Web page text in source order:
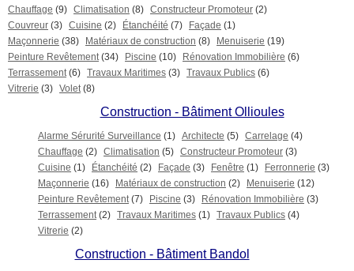
Chauffage (9) Climatisation (8) Constructeur Promoteur (2)
Couvreur (3) Cuisine (2) Étanchéité (7) Façade (1)
Maçonnerie (38) Matériaux de construction (8) Menuiserie (19)
Peinture Revêtement (34) Piscine (10) Rénovation Immobilière (6)
Terrassement (6) Travaux Maritimes (3) Travaux Publics (6)
Vitrerie (3) Volet (8)
Construction - Bâtiment Ollioules
Alarme Sérurité Surveillance (1) Architecte (5) Carrelage (4)
Chauffage (2) Climatisation (5) Constructeur Promoteur (3)
Cuisine (1) Étanchéité (2) Façade (3) Fenêtre (1) Ferronnerie (3)
Maçonnerie (16) Matériaux de construction (2) Menuiserie (12)
Peinture Revêtement (7) Piscine (3) Rénovation Immobilière (3)
Terrassement (2) Travaux Maritimes (1) Travaux Publics (4)
Vitrerie (2)
Construction - Bâtiment Bandol